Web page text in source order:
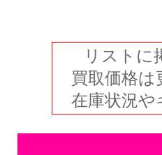
リストに
買取価格は
在庫状況や